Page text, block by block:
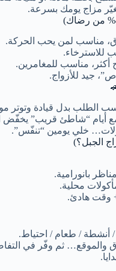
مزاج يومك بسرعة.
مناسب لمن يحب الحركة.
للاسترخاء.
أكثر، مناسب للمغامرين.
جيد للأزواج.
الطلب بدل قيادة وتوتر
أيام “شاطئ قريب” يخفّض
خلي يومين “تنفّس”.
الجبل؟)
بانورامية.
محلية.
وقت هادئ.
أنشطة / طعام / احتياط.
والموقع… ثم وفّر في